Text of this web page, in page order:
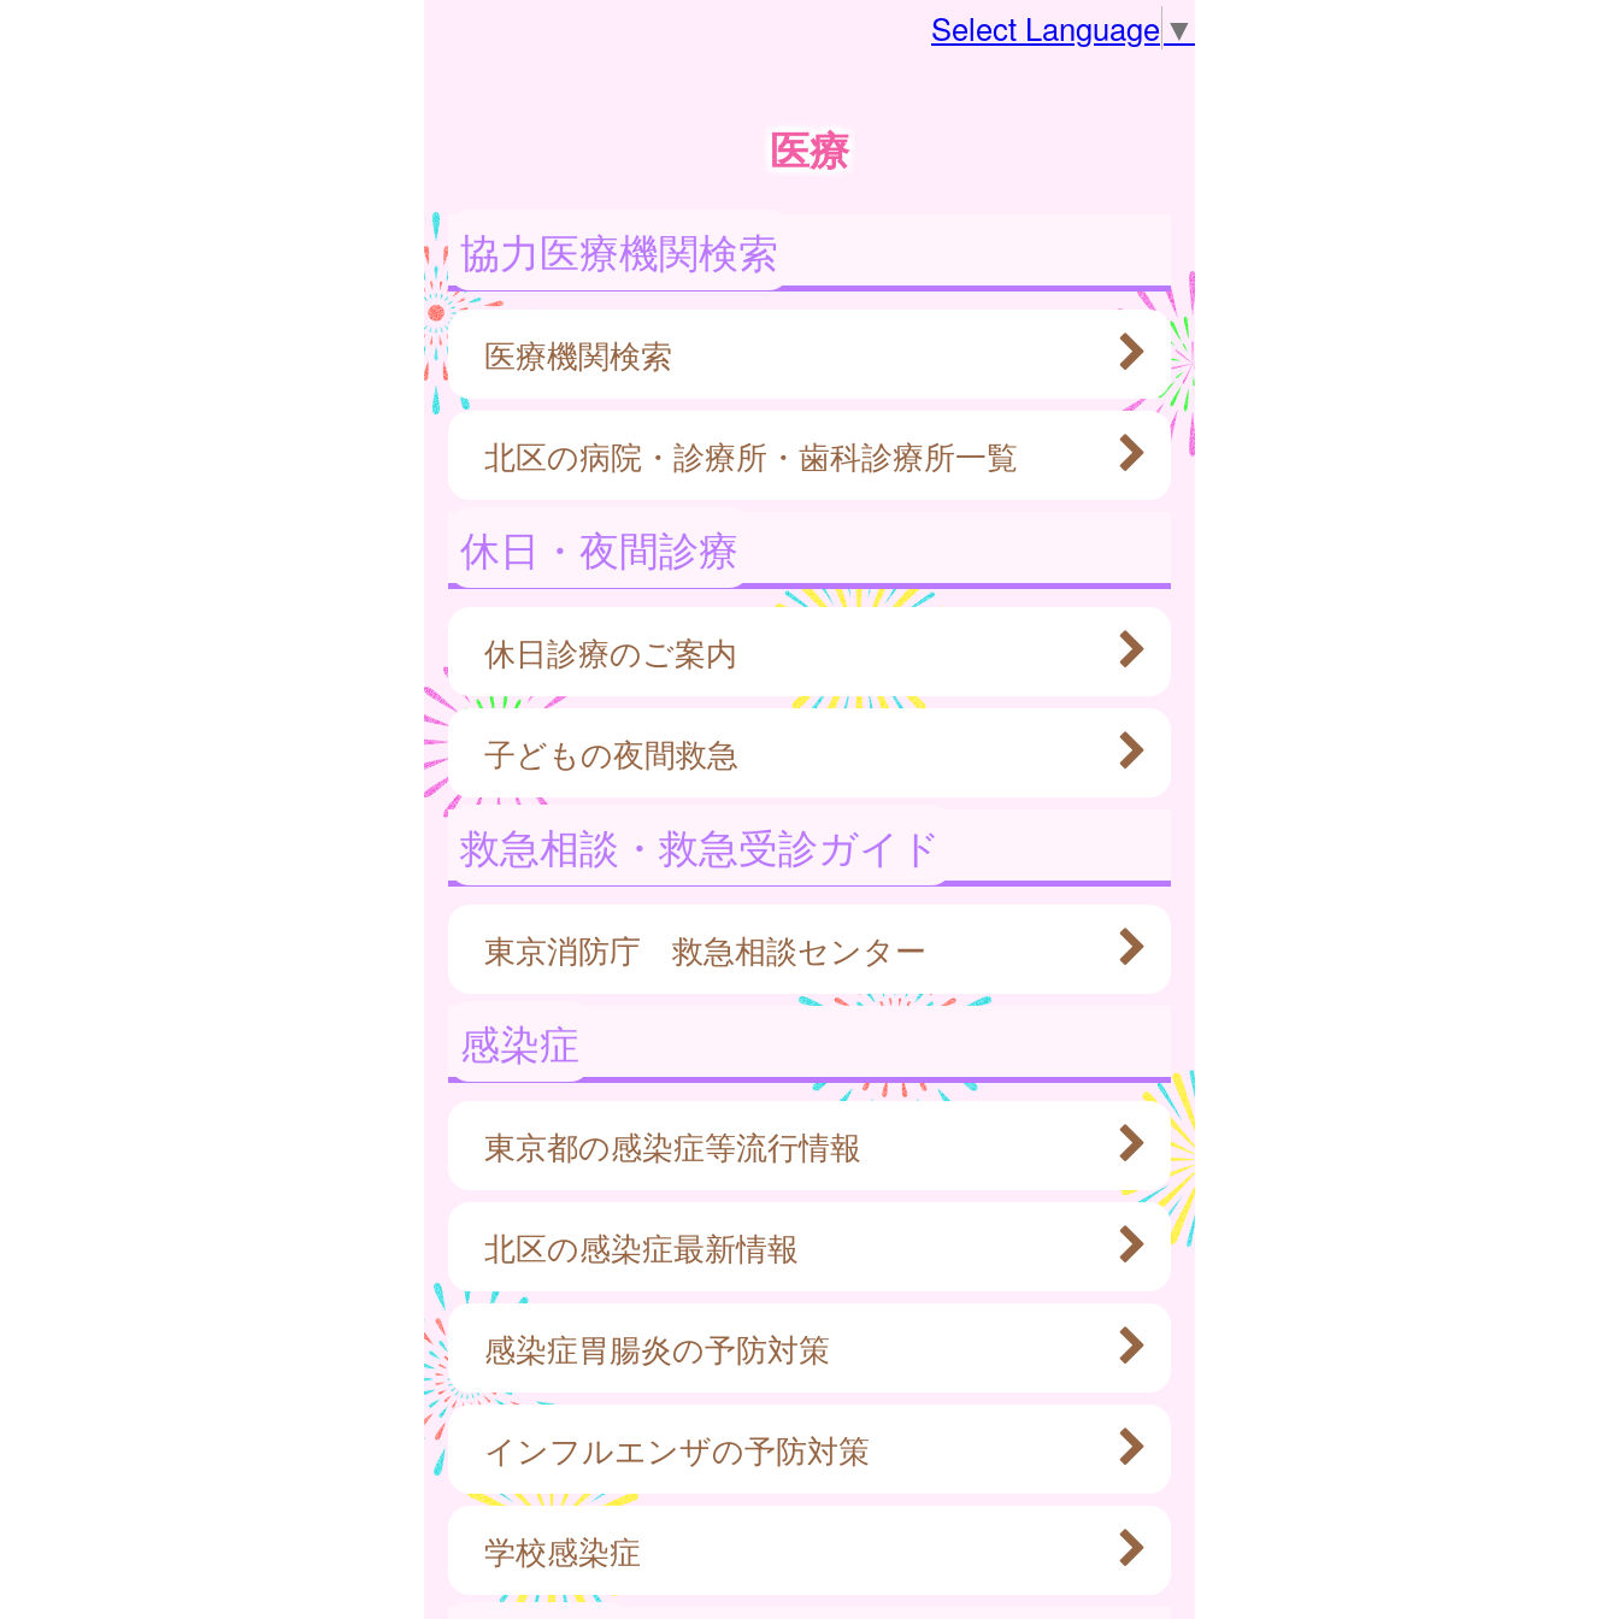
Select Language ▼
医療
協力医療機関検索
医療機関検索
北区の病院・診療所・歯科診療所一覧
休日・夜間診療
休日診療のご案内
子どもの夜間救急
救急相談・救急受診ガイド
東京消防庁 救急相談センター
感染症
東京都の感染症等流行情報
北区の感染症最新情報
感染症胃腸炎の予防対策
インフルエンザの予防対策
学校感染症